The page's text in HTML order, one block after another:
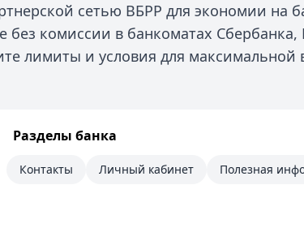
сетью ВБРР для экономии на
без комиссии в банкоматах Сбербанка,
лимиты и условия для максимальной
Разделы банка
Контакты Личный кабинет Полезная